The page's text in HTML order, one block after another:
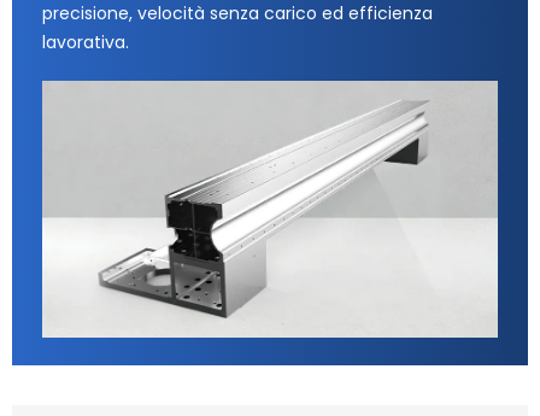
precisione, velocità senza carico ed efficienza
lavorativa.